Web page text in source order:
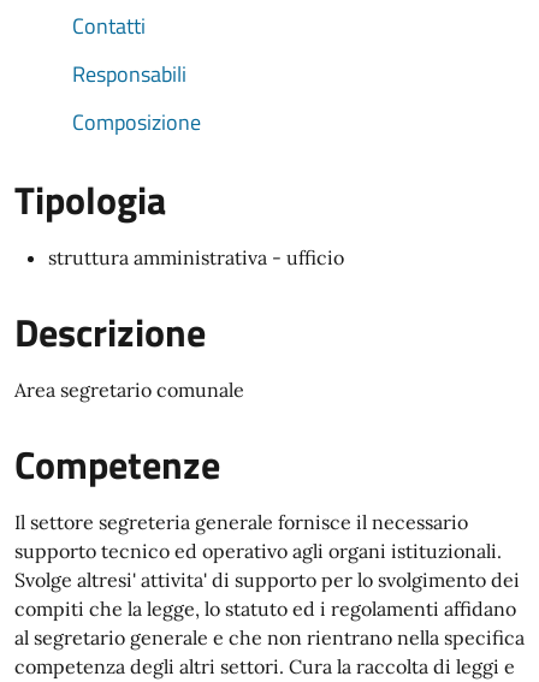
Contatti
Responsabili
Composizione
Tipologia
struttura amministrativa - ufficio
Descrizione
Area segretario comunale
Competenze
Il settore segreteria generale fornisce il necessario
supporto tecnico ed operativo agli organi istituzionali.
Svolge altresi' attivita' di supporto per lo svolgimento dei
compiti che la legge, lo statuto ed i regolamenti affidano
al segretario generale e che non rientrano nella specifica
competenza degli altri settori. Cura la raccolta di leggi e